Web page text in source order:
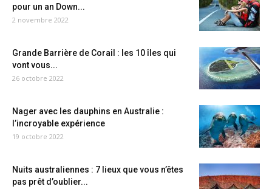
pour un an Down...
2 novembre 2022
Grande Barrière de Corail : les 10 îles qui
vont vous...
26 octobre 2022
Nager avec les dauphins en Australie :
l’incroyable expérience
19 octobre 2022
Nuits australiennes : 7 lieux que vous n’êtes
pas prêt d’oublier...